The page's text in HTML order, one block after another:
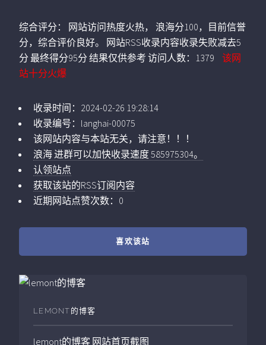
综合评分：
网站访问热度火热， 浪海分100，目前信誉
分，综合评价良好。 网站RSS收录内容收录失败减去5
分 最终得分95分 结果仅供参考 访问人数： 1379
该网
站十分火爆
收录时间： 2024-02-26 19:28:14
收录编号： langhai-00075
该网站内容与本站无关，请注意！！！
浪海 进群可以加快收录速度 585975304。
认领站点
获取该站的RSS订阅内容
近期网站点赞次数：0
喜欢该站
LEMONT的博客
lemont的博客 网站首页截图